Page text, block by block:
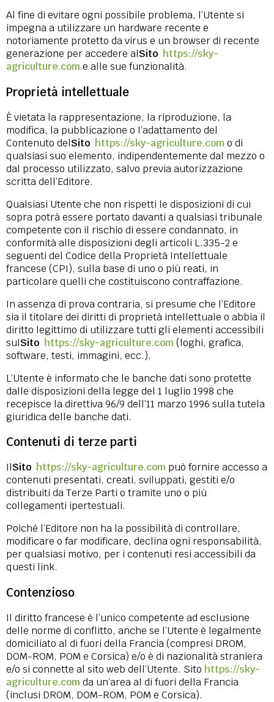
Al fine di evitare ogni possibile problema, l’Utente si
impegna a utilizzare un hardware recente e
notoriamente protetto da virus e un browser di recente
generazione per accedere alSito https://sky-
agriculture.com e alle sue funzionalità.
Proprietà intellettuale
È vietata la rappresentazione, la riproduzione, la
modifica, la pubblicazione o l’adattamento del
Contenuto delSito https://sky-agriculture.com o di
qualsiasi suo elemento, indipendentemente dal mezzo o
dal processo utilizzato, salvo previa autorizzazione
scritta dell’Editore.
Qualsiasi Utente che non rispetti le disposizioni di cui
sopra potrà essere portato davanti a qualsiasi tribunale
competente con il rischio di essere condannato, in
conformità alle disposizioni degli articoli L.335-2 e
seguenti del Codice della Proprietà Intellettuale
francese (CPI), sulla base di uno o più reati, in
particolare quelli che costituiscono contraffazione.
In assenza di prova contraria, si presume che l’Editore
sia il titolare dei diritti di proprietà intellettuale o abbia il
diritto legittimo di utilizzare tutti gli elementi accessibili
sulSito https://sky-agriculture.com (loghi, grafica,
software, testi, immagini, ecc.).
L’Utente è informato che le banche dati sono protette
dalle disposizioni della legge del 1 luglio 1998 che
recepisce la direttiva 96/9 dell’11 marzo 1996 sulla tutela
giuridica delle banche dati.
Contenuti di terze parti
IlSito https://sky-agriculture.com può fornire accesso a
contenuti presentati, creati, sviluppati, gestiti e/o
distribuiti da Terze Parti o tramite uno o più
collegamenti ipertestuali.
Poiché l’Editore non ha la possibilità di controllare,
modificare o far modificare, declina ogni responsabilità,
per qualsiasi motivo, per i contenuti resi accessibili da
questi link.
Contenzioso
Il diritto francese è l’unico competente ad esclusione
delle norme di conflitto, anche se l’Utente è legalmente
domiciliato al di fuori della Francia (compresi DROM,
DOM-ROM, POM e Corsica) e/o è di nazionalità straniera
e/o si connette al sito web dell’Utente. Sito https://sky-
agriculture.com da un’area al di fuori della Francia
(inclusi DROM, DOM-ROM, POM e Corsica).